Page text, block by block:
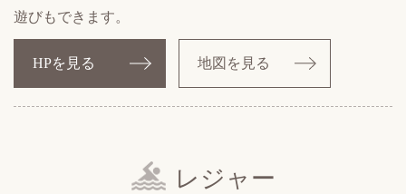
遊びもできます。
HPを見る 地図を見る
レジャー